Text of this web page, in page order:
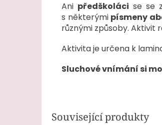
Související produkty
Ani předškoláci se se
s některými písmeny
různými způsoby. Aktivit
Aktivita je určena k
Sluchové vnímání si